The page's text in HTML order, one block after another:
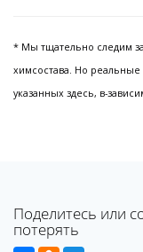
* Мы тщательно следим
химсостава. Но реальные
указанных здесь, в-
Поделитесь или
потерять